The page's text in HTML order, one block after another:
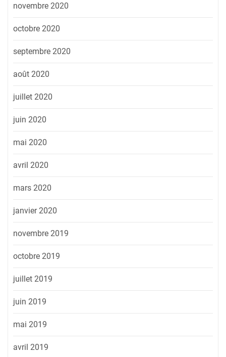
novembre 2020
octobre 2020
septembre 2020
août 2020
juillet 2020
juin 2020
mai 2020
avril 2020
mars 2020
janvier 2020
novembre 2019
octobre 2019
juillet 2019
juin 2019
mai 2019
avril 2019